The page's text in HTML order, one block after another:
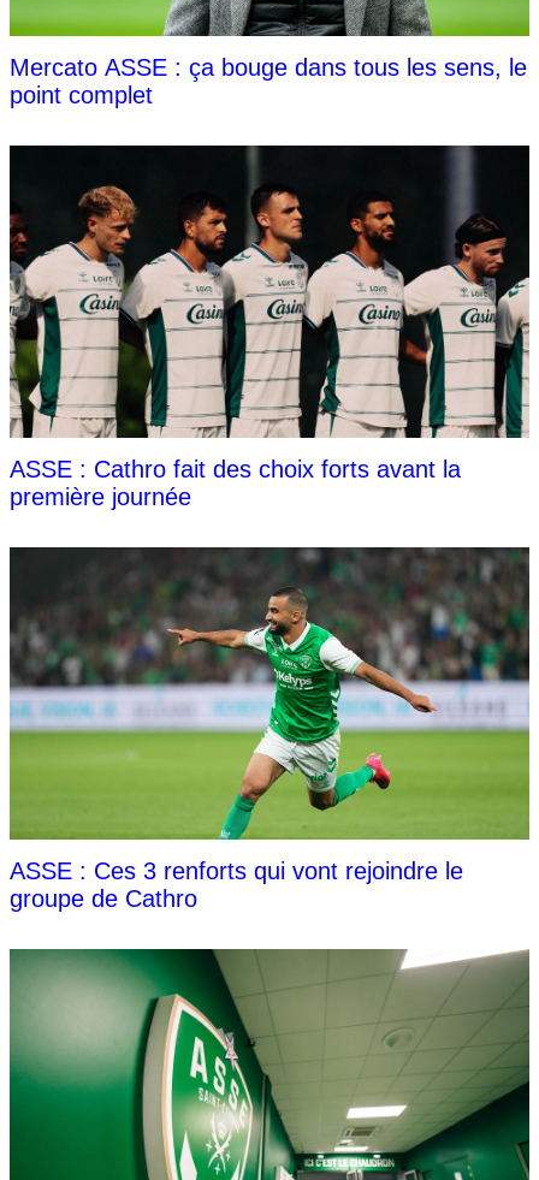
Mercato ASSE : ça bouge dans tous les sens, le
point complet
ASSE : Cathro fait des choix forts avant la
première journée
ASSE : Ces 3 renforts qui vont rejoindre le
groupe de Cathro